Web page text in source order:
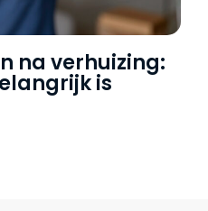
na verhuizing:
is